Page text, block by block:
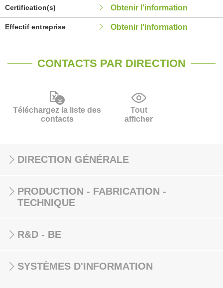
Certification(s) Obtenir l'information
Effectif entreprise Obtenir l'information
CONTACTS PAR DIRECTION
Téléchargez la liste des
contacts
Tout
afficher
DIRECTION GÉNÉRALE
PRODUCTION - FABRICATION -
TECHNIQUE
R&D - BE
SYSTÈMES D'INFORMATION